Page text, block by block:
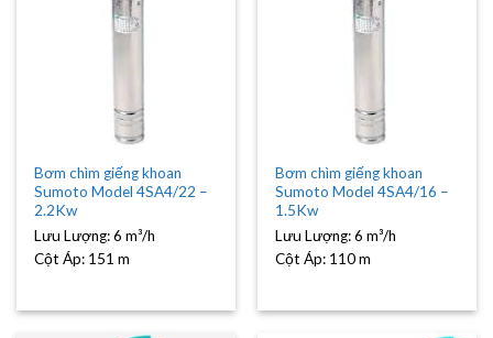
Bơm chìm giếng khoan
Sumoto Model 4SA4/22 –
2.2Kw
Lưu Lượng:6 m³/h
Cột Áp: 151 m
Bơm chìm giếng khoan
Sumoto Model 4SA4/16 –
1.5Kw
Lưu Lượng:6 m³/h
Cột Áp: 110 m